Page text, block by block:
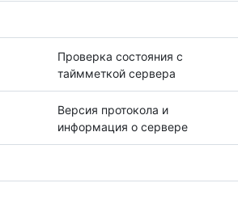
Проверка состояния с
таймметкой сервера
Версия протокола и
информация о сервере